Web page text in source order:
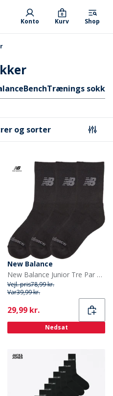
Konto Kurv
0
Shop
BenchTrænings sokker
og sorter
New Balance
New Balance Junior Tre Par Polstrede Crew Sokker Sort
Vejl. pris78,99 kr.
Var39,99 kr.
Current
29,99 kr.
Nedsat